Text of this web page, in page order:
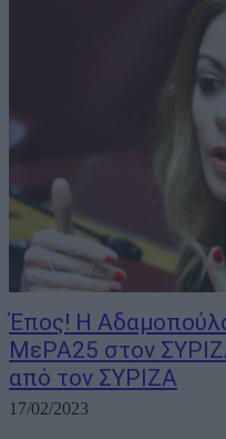
Έπος! Η
ΜεΡΑ25 στον
από τον ΣΥΡΙΖΑ
17/02/2023